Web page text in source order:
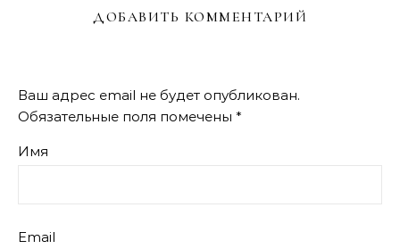
ДОБАВИТЬ КОММЕНТАРИЙ
Ваш адрес email не будет опубликован.
Обязательные поля помечены *
Имя
Email